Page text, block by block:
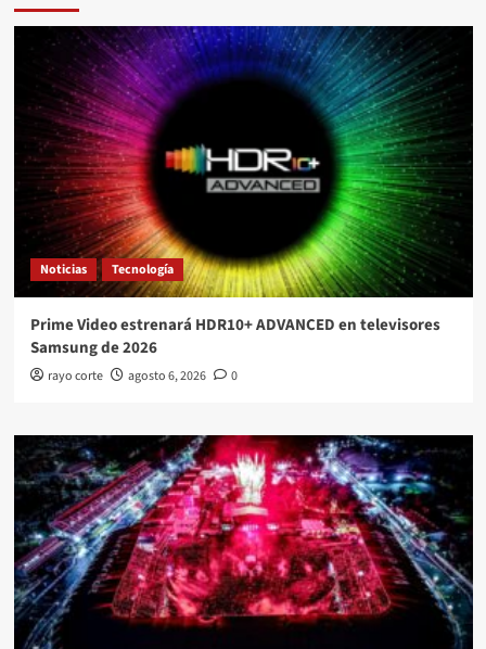
Noticias Tecnología
Prime Video estrenará HDR10+ ADVANCED en televisores
Samsung de 2026
rayo corte agosto 6, 2026 0